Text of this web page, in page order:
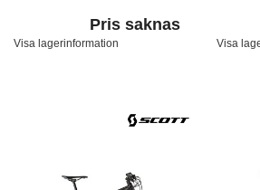
Pris saknas
Visa lagerinformation Visa